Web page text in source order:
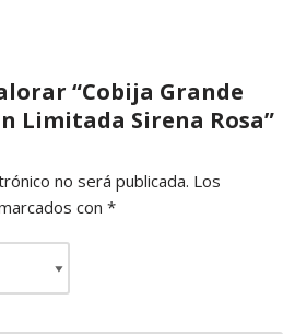
“Cobija Grande
Limitada Sirena Rosa”
no será publicada. Los
con *